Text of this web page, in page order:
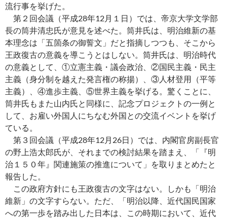
流行事を挙げた。
第２回会議（平成28年12月１日）では、帝京大学文学部
長の筒井清忠氏が意見を述べた。筒井氏は、明治維新の基
本理念は「五箇条の御誓文」だと指摘しつつも、そこから
王政復古の意義を導こうとはしない。筒井氏は、明治時代
の意義として、①立憲主義・議会政治、②国民主義・民主
主義（身分制を越えた発言権の称揚）、③人材登用（平等
主義）、④進歩主義、⑤世界主義を挙げる。驚くことに、
筒井氏もまた山内氏と同様に、記念プロジェクトの一例と
して、お雇い外国人にちなむ外国との交流イベントを挙げ
ている。
第３回会議（平成28年12月26日）では、内閣官房副長官
の野上浩太郎氏が、それまでの検討結果を踏まえ、「『明
治１５０年』関連施策の推進について」を取りまとめたと
報告した。
この政府方針にも王政復古の文字はない。しかも「明治
維新」の文字すらない。ただ、「明治以降、近代国民国家
への第一歩を踏み出した日本は、この時期において、近代